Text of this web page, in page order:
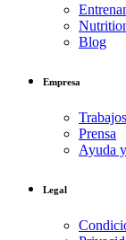
Blog
Empresa
Trabajos
Prensa
Ayuda
Legal